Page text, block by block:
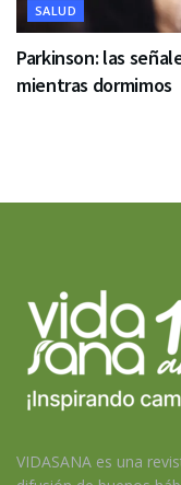
SALUD
Parkinson: las
mientras dormimos
VIDASANA es una